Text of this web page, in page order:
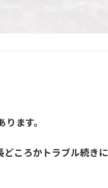
ます。
どころかトラブル続き